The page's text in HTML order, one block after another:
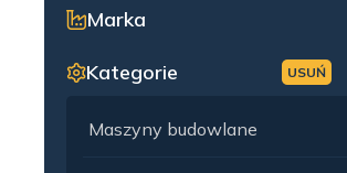
Marka
Kategorie USUŃ
Maszyny budowlane